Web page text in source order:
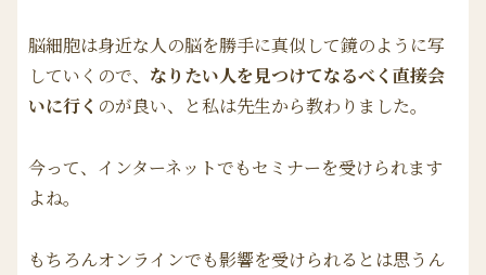
脳細胞は身近な人の脳を勝手に真似して鏡のように写
していくので、 なりたい人を見つけてなるべく直接会
いに行く のが良い、と私は先生から教わりました。
今って、インターネットでもセミナーを受けられます
よね。
もちろんオンラインでも影響を受けられるとは思うん